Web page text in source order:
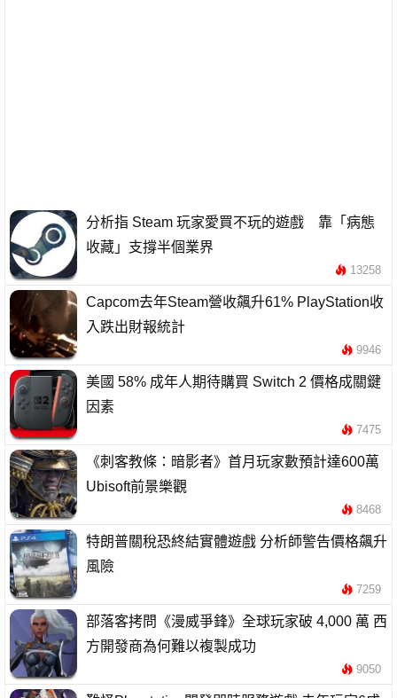
分析指 Steam 玩家愛買不玩的遊戲 靠「病態
收藏」支撐半個業界
13258
Capcom去年Steam營收飆升61% PlayStation收
入跌出財報統計
9946
美國 58% 成年人期待購買 Switch 2 價格成關鍵
因素
7475
《刺客教條：暗影者》首月玩家數預計達600萬
Ubisoft前景樂觀
8468
特朗普關稅恐終結實體遊戲 分析師警告價格飆升
風險
7259
部落客拷問《漫威爭鋒》全球玩家破 4,000 萬 西
方開發商為何難以複製成功
9050